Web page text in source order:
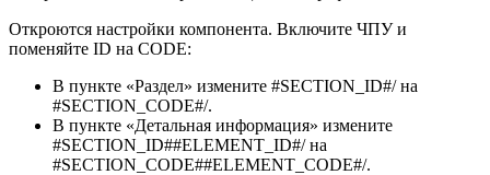
Откроются настройки компонента. Включите ЧПУ и
поменяйте ID на CODE:
В пункте «Раздел» измените #SECTION_ID#/ на
#SECTION_CODE#/.
В пункте «Детальная информация» измените
#SECTION_ID##ELEMENT_ID#/ на
#SECTION_CODE##ELEMENT_CODE#/.